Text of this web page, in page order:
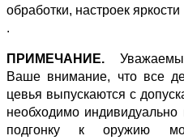
обработки, настроек
.
ПРИМЕЧАНИЕ.
Ваше внимание, что все
цевья выпускаются с
необходимо индивидуально
подгонку к оружию